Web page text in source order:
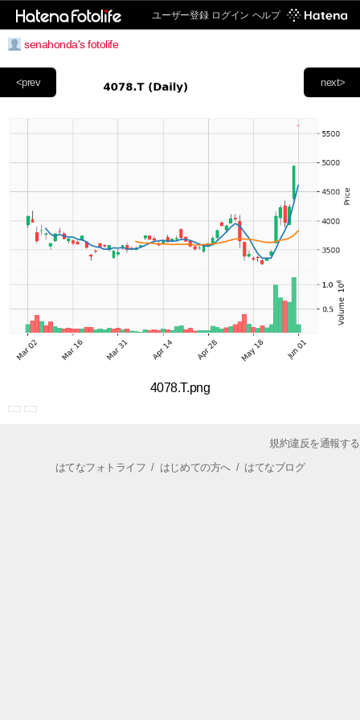
ユーザー登録 ログイン ヘルプ
senahonda's fotolife
next>
<prev
4078.T.png
規約違反を通報する
はてなフォトライフ / はじめての方へ/ はてなブログ